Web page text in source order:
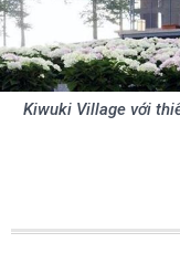
Kiwuki Village với